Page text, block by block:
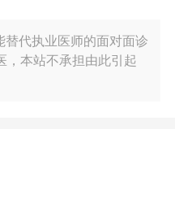
代执业医师的面对面诊
，本站不承担由此引起